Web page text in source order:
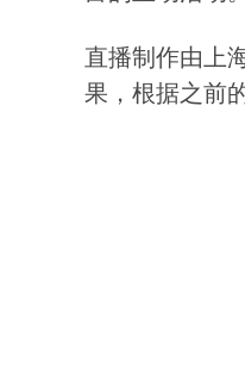
直播制作由上
果，根据之前